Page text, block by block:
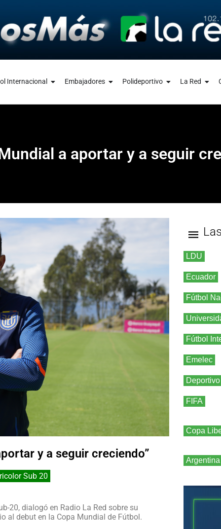
Internacional Embajadores Polideportivo La Red
a aportar y a seguir
y a seguir creciendo”
Sub 20
20, dialogó en Radio La Red sobre su
al debut en la Copa Mundial de Fútbol.
LDU
Ecuador
Fútbol
Fútbol
Emelec
FIFA
Copa
Argentina